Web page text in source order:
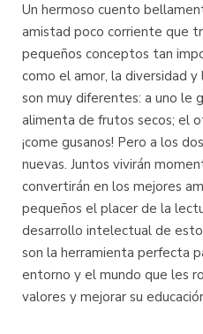
Un hermoso cuento
amistad poco corriente que
pequeños conceptos tan
como el amor, la diversidad
son muy diferentes: a uno le
alimenta de frutos secos; el
¡come gusanos! Pero a los
nuevas. Juntos vivirán
convertirán en los mejores
pequeños el placer de la
desarrollo intelectual de
son la herramienta perfecta
entorno y el mundo que les
valores y mejorar su